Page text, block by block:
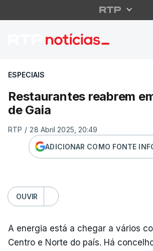
Restaurantes
ESPECIAIS
Restaurantes reabrem
de Gaia
RTP / 28 Abril 2025, 20:49
ADICIONAR COMO FONTE
OUVIR
A energia está a chegar a vários
Centro e Norte do país. Há